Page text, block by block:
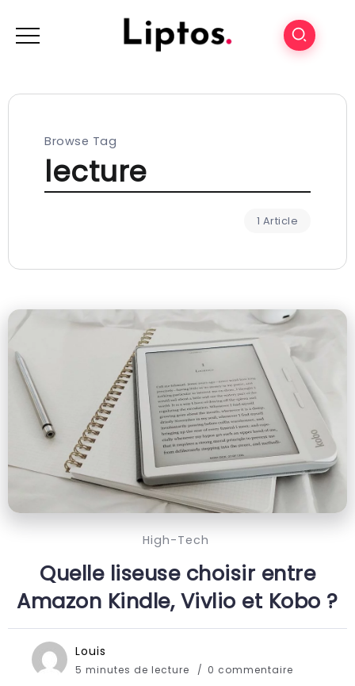
Browse Tag
lecture
1 Article
High-Tech
Quelle liseuse choisir entre
Amazon Kindle, Vivlio et Kobo ?
Louis
5 minutes de lecture 0 commentaire